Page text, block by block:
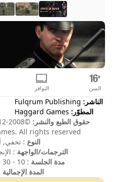
السن التوافر
الناشر: Fulqrum Publishing
المطوّر: Haggard Games
حقوق الطبع والنشر:
All rights reserved.
النوع : تخفي,
الترجمات/الواجهة :
مدة الجلسة : 10 - 30 دقائق
المدة الإجمالية